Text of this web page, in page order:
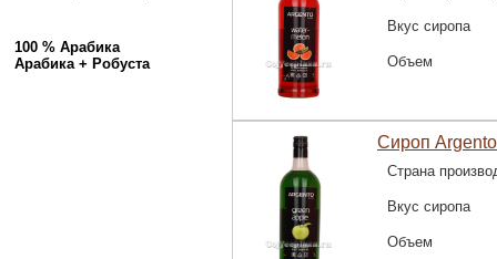
100 % Арабика
Арабика + Робуста
Вкус сиропа
Объем
Сироп
Страна
Вкус сиропа
Объем